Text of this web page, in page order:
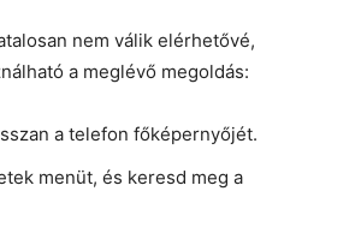
nem válik elérhetővé,
a meglévő megoldás:
a telefon főképernyőjét.
menüt, és keresd meg a